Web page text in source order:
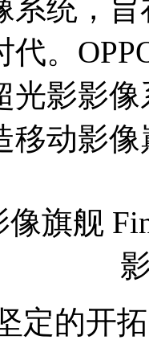
系统，
。
光影影
移动影像
像旗舰
定的开